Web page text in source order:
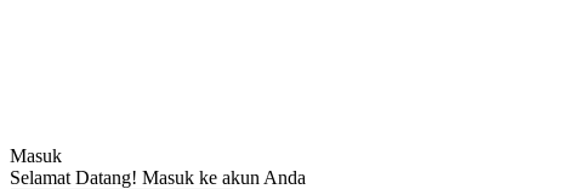
Masuk
Selamat Datang! Masuk ke akun Anda